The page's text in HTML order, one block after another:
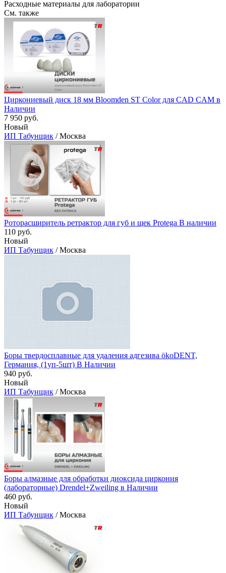
Расходные материалы для лаборатории
См. также
Циркониевый диск 18 мм Bloomden ST Color для CAD CAM в
Наличии
7 950 руб.
Новый
ИП Табунщик / Москва
Роторасширитель ретрактор для губ и щек Protega В наличии
110 руб.
Новый
ИП Табунщик / Москва
Боры твердосплавные для удаления адгезива ökoDENT,
Германия, (1уп-5шт) В Наличии
940 руб.
Новый
ИП Табунщик / Москва
Боры алмазные для обработки диоксида циркония
(лабораторные) Drendel+Zweiling в Наличии
460 руб.
Новый
ИП Табунщик / Москва